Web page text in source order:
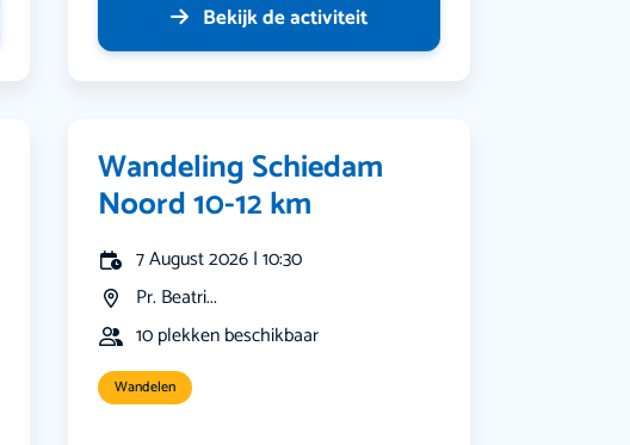
Bekijk de activiteit
Wandeling Schiedam
Noord 10-12 km
7 August 2026 | 10:30
Pr. Beatri...
10 plekken beschikbaar
Wandelen